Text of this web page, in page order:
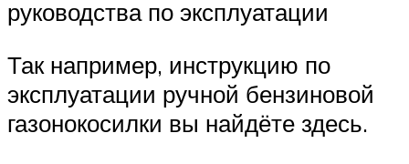
руководства по эксплуатации
Так например, инструкцию по
эксплуатации ручной бензиновой
газонокосилки вы найдёте здесь.